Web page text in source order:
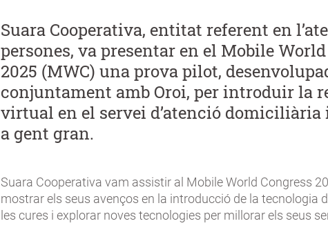
Suara Cooperativa, entitat referent en
persones, va presentar en el Mobile
2025 (MWC) una prova pilot,
conjuntament amb Oroi, per introduir la
virtual en el servei d’atenció domiciliària
a gent gran.
Suara Cooperativa vam assistir al Mobile World Congress
mostrar els seus avenços en la introducció de la tecnologia
les cures i explorar noves tecnologies per millorar els seus